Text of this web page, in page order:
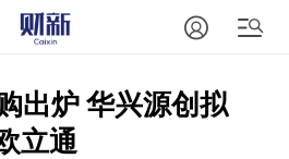
出炉 华兴源创拟
立通